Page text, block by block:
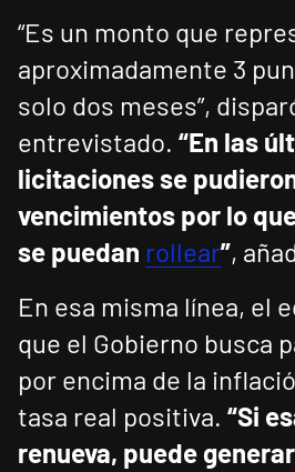
“Es un monto que
aproximadamente 3
solo dos meses”,
entrevistado. “En las
licitaciones se
vencimientos por lo
se puedan rollear”,
En esa misma línea, el
que el Gobierno busca
por encima de la
tasa real positiva. “Si
renueva, puede